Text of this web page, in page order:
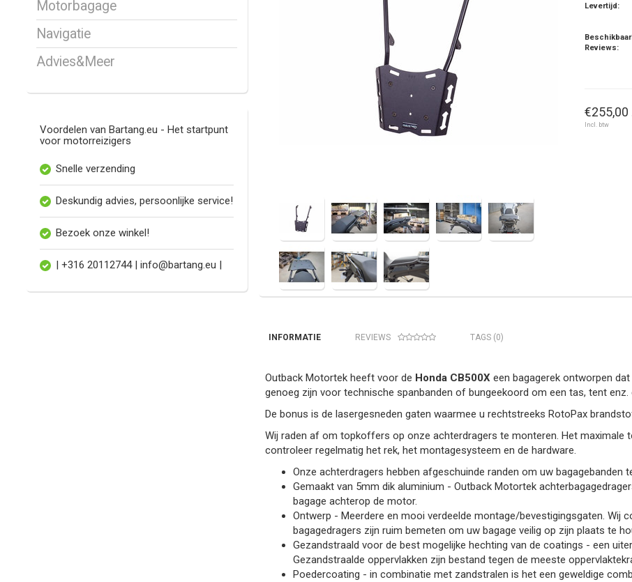
Motorbagage
Navigatie
Advies&Meer
Voordelen van Bartang.eu - Het startpunt
voor motorreizigers
Snelle verzending
Deskundig advies, persoonlijke service!
Bezoek onze winkel!
| +316 20112744 | info@bartang.eu |
Levertijd:
Reviews:
€255,00
Incl. btw
INFORMATIE REVIEWS TAGS (0)
Outback Motortek heeft voor de Honda CB500Xeen bagagerek ontworpen
genoeg zijn voor technische spanbanden of bungeekoord om een tas, tent
De bonus is de lasergesneden gaten waarmee u rechtstreeks RotoPax
Wij raden af om topkoffers op onze achterdragers te monteren. Het maximale
controleer regelmatig het rek, het montagesysteem en de hardware.
Onze achterdragers hebben afgeschuinde randen om uw bagagebanden
Gemaakt van 5mm dik aluminium - Outback Motortek
bagage achterop de motor.
Ontwerp - Meerdere en mooi verdeelde montage/bevestigingsgaten.
bagagedragers zijn ruim bemeten om uw bagage veilig op zijn plaats te
Gezandstraald voor de best mogelijke hechting van de coatings - een
Gezandstraalde oppervlakken zijn bestand tegen de meeste
Poedercoating - in combinatie met zandstralen is het een geweldige